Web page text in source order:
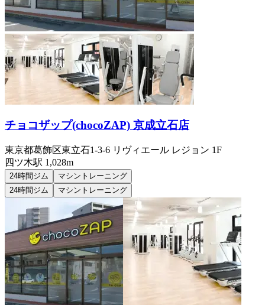
チョコザップ(chocoZAP) 京成立石店
東京都葛飾区東立石1-3-6 リヴィエール レジョン 1F
四ツ木駅 1,028m
24時間ジム
マシントレーニング
24時間ジム
マシントレーニング